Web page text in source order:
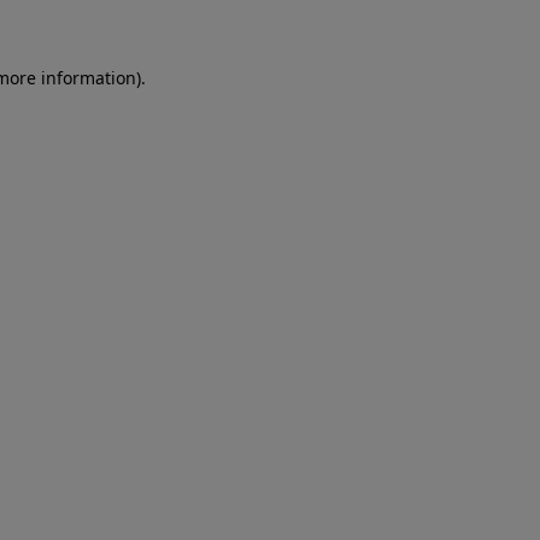
information).